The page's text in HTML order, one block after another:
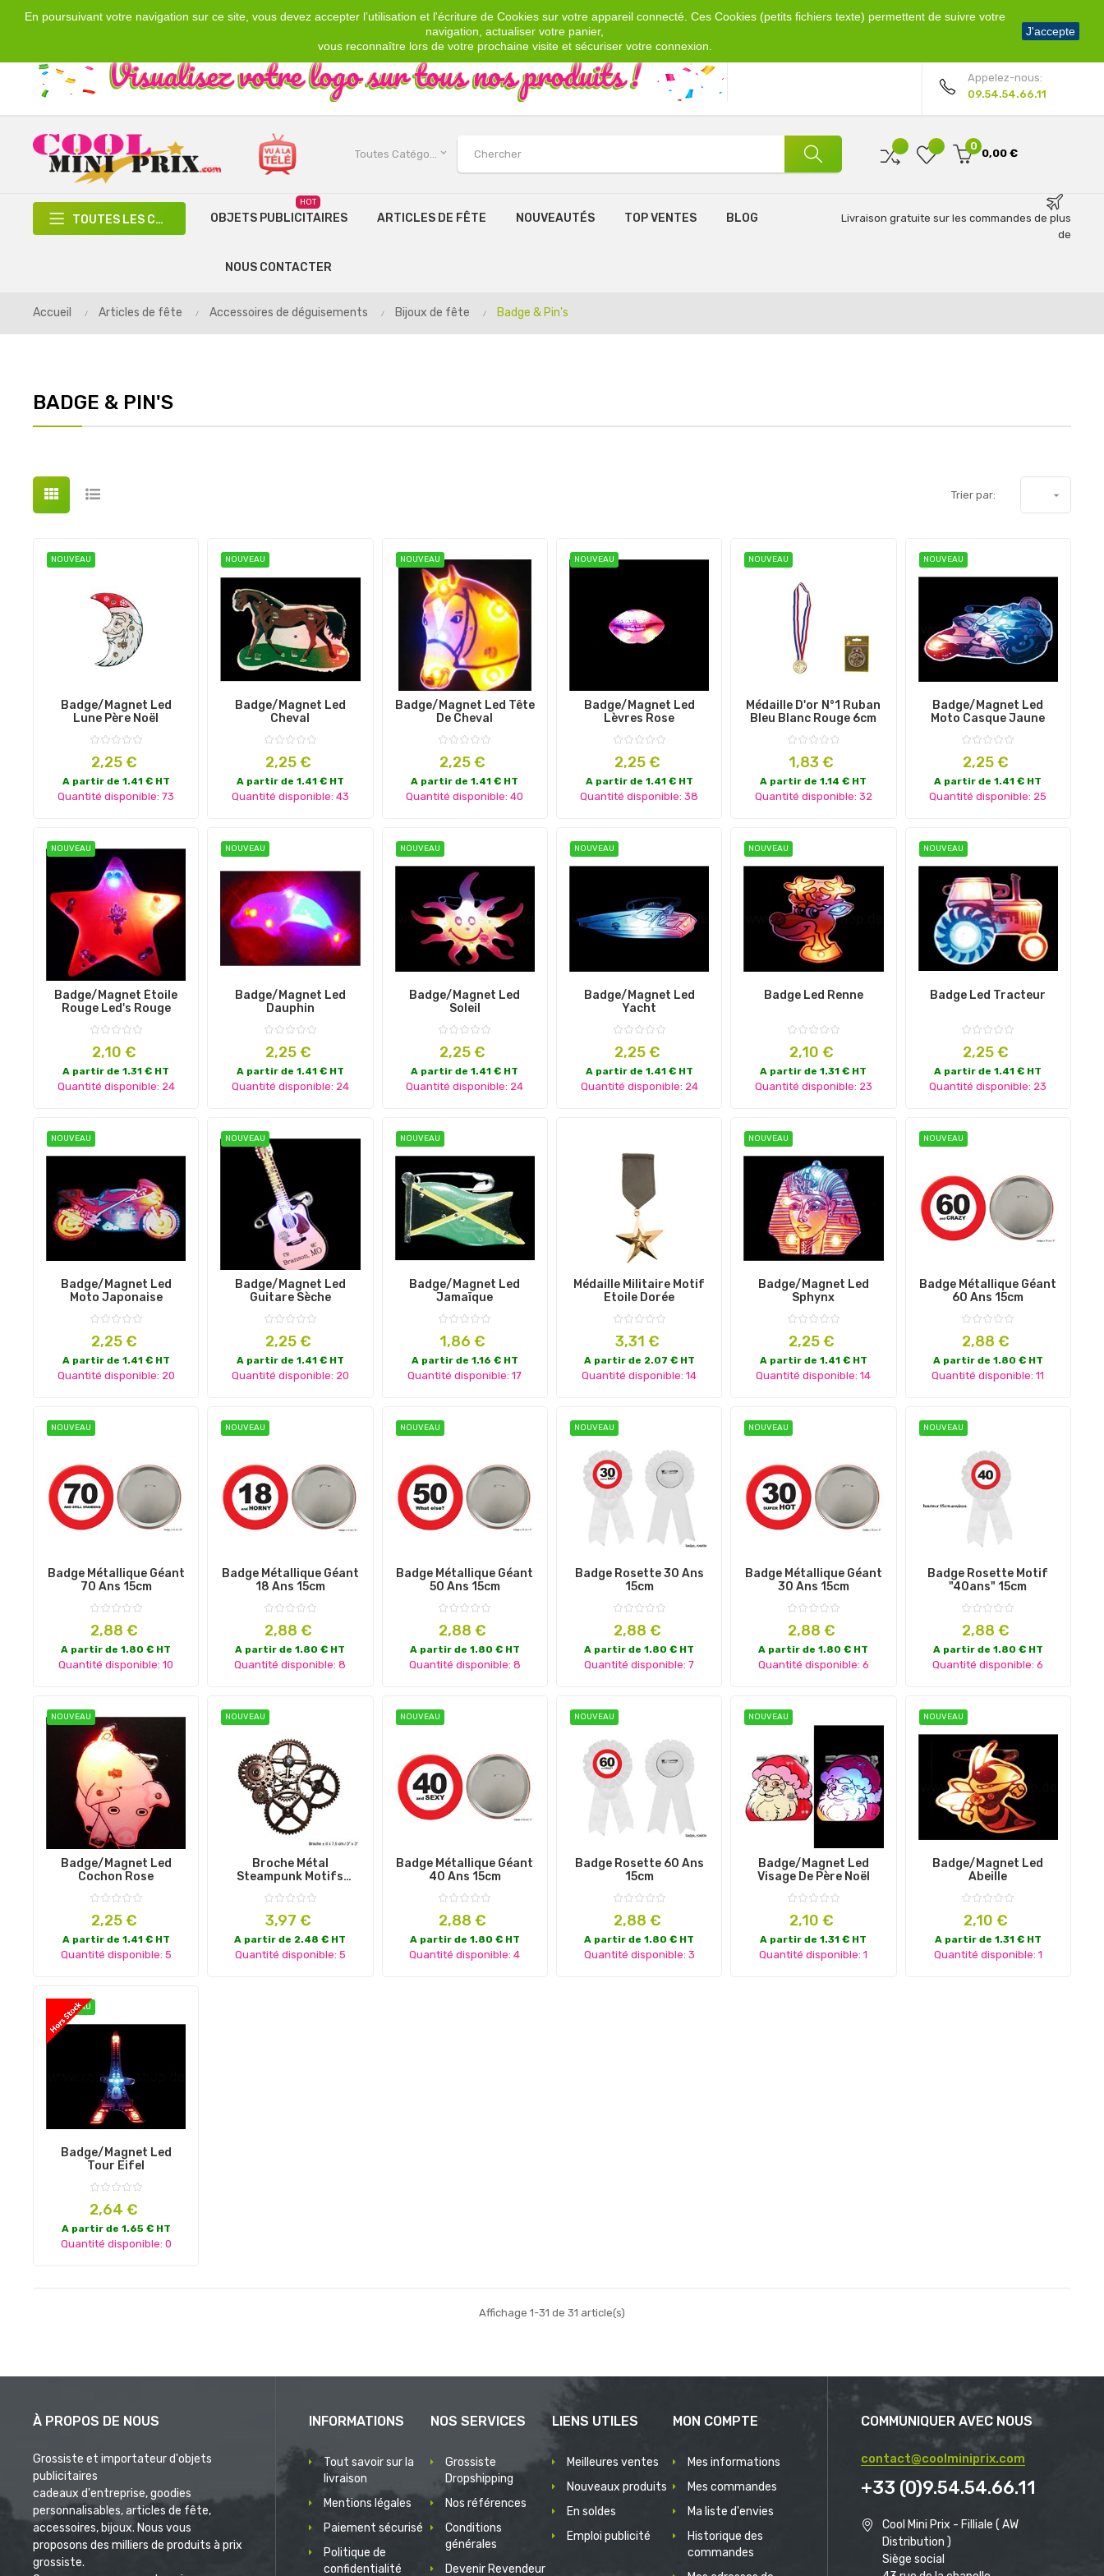
En poursuivant votre navigation sur ce site, vous devez accepter l’utilisation et l'écriture de Cookies sur votre appareil connecté. Ces Cookies (petits fichiers texte) permettent de suivre votre
navigation, actualiser votre panier,
vous reconnaître lors de votre prochaine visite et sécuriser votre connexion.
J'accepte
Emplacement
Devise
Bienvenue !
Mon compte
Appelez-nous:
09.54.54.66.11
Toutes Catégories keyboard_arrow_down
0
0,00 €
TOUTES LES CATÉGORIES OBJETS PUBLICITAIRES
HOT
ARTICLES DE FÊTE NOUVEAUTÉS TOP VENTES BLOG
NOUS CONTACTER
Livraison gratuite sur les commandes de plus
de
Accueil Articles de fête Accessoires de déguisements Bijoux de fête Badge & Pin's
BADGE & PIN'S
Trier par: 
NOUVEAU
Badge/magnet Led
Lune Père Noël
Prix
2,25 €
A partir de 1.41 € HT
Quantité disponible: 73
NOUVEAU
Badge/magnet Led
Cheval
Prix
2,25 €
A partir de 1.41 € HT
Quantité disponible: 43
NOUVEAU
Badge/magnet Led Tête
De Cheval
Prix
2,25 €
A partir de 1.41 € HT
Quantité disponible: 40
NOUVEAU
Badge/magnet Led
Lèvres Rose
Prix
2,25 €
A partir de 1.41 € HT
Quantité disponible: 38
NOUVEAU
Médaille D'or N°1 Ruban
Bleu Blanc Rouge 6cm
Prix
1,83 €
A partir de 1.14 € HT
Quantité disponible: 32
NOUVEAU
Badge/magnet Led
Moto Casque Jaune
Prix
2,25 €
A partir de 1.41 € HT
Quantité disponible: 25
NOUVEAU
Badge/magnet Étoile
Rouge Led's Rouge
Prix
2,10 €
A partir de 1.31 € HT
Quantité disponible: 24
NOUVEAU
Badge/magnet Led
Dauphin
Prix
2,25 €
A partir de 1.41 € HT
Quantité disponible: 24
NOUVEAU
Badge/magnet Led
Soleil
Prix
2,25 €
A partir de 1.41 € HT
Quantité disponible: 24
NOUVEAU
Badge/magnet Led
Yacht
Prix
2,25 €
A partir de 1.41 € HT
Quantité disponible: 24
NOUVEAU
Badge Led Renne
Prix
2,10 €
A partir de 1.31 € HT
Quantité disponible: 23
NOUVEAU
Badge Led Tracteur
Prix
2,25 €
A partir de 1.41 € HT
Quantité disponible: 23
NOUVEAU
Badge/magnet Led
Moto Japonaise
Prix
2,25 €
A partir de 1.41 € HT
Quantité disponible: 20
NOUVEAU
Badge/magnet Led
Guitare Sèche
Prix
2,25 €
A partir de 1.41 € HT
Quantité disponible: 20
NOUVEAU
Badge/magnet Led
Jamaïque
Prix
1,86 €
A partir de 1.16 € HT
Quantité disponible: 17
Médaille Militaire Motif
Etoile Dorée
Prix
3,31 €
A partir de 2.07 € HT
Quantité disponible: 14
NOUVEAU
Badge/magnet Led
Sphynx
Prix
2,25 €
A partir de 1.41 € HT
Quantité disponible: 14
NOUVEAU
Badge Métallique Géant
60 Ans 15cm
Prix
2,88 €
A partir de 1.80 € HT
Quantité disponible: 11
NOUVEAU
Badge Métallique Géant
70 Ans 15cm
Prix
2,88 €
A partir de 1.80 € HT
Quantité disponible: 10
NOUVEAU
Badge Métallique Géant
18 Ans 15cm
Prix
2,88 €
A partir de 1.80 € HT
Quantité disponible: 8
NOUVEAU
Badge Métallique Géant
50 Ans 15cm
Prix
2,88 €
A partir de 1.80 € HT
Quantité disponible: 8
NOUVEAU
Badge Rosette 30 Ans
15cm
Prix
2,88 €
A partir de 1.80 € HT
Quantité disponible: 7
NOUVEAU
Badge Métallique Géant
30 Ans 15cm
Prix
2,88 €
A partir de 1.80 € HT
Quantité disponible: 6
NOUVEAU
Badge Rosette Motif
"40ans" 15cm
Prix
2,88 €
A partir de 1.80 € HT
Quantité disponible: 6
NOUVEAU
Badge/magnet Led
Cochon Rose
Prix
2,25 €
A partir de 1.41 € HT
Quantité disponible: 5
NOUVEAU
Broche Métal
Steampunk Motifs
Prix
3,97 €
A partir de 2.48 € HT
Quantité disponible: 5
NOUVEAU
Badge Métallique Géant
40 Ans 15cm
Prix
2,88 €
A partir de 1.80 € HT
Quantité disponible: 4
NOUVEAU
Badge Rosette 60 Ans
15cm
Prix
2,88 €
A partir de 1.80 € HT
Quantité disponible: 3
NOUVEAU
Badge/magnet Led
Visage De Père Noël
Prix
2,10 €
A partir de 1.31 € HT
Quantité disponible: 1
NOUVEAU
Badge/magnet Led
Abeille
Prix
2,10 €
A partir de 1.31 € HT
Quantité disponible: 1
NOUVEAU
Badge/magnet Led
Tour Eifel
Prix
2,64 €
A partir de 1.65 € HT
Quantité disponible: 0
Affichage 1-31 de 31 article(s)
À PROPOS DE NOUS
Grossiste et importateur d'objets
publicitaires
cadeaux d'entreprise, goodies
personnalisables, articles de fête,
accessoires, bijoux. Nous vous
proposons des milliers de produits à prix
grossiste.
COMMUNIQUER AVEC NOUS
contact@coolminiprix.com
+33 (0)9.54.54.66.11
Cool Mini Prix - Filliale ( AW
Distribution )
Siège social
INFORMATIONS
Tout savoir sur la
livraison
Mentions légales
Paiement sécurisé
Politique de
confidentialité
NOS SERVICES
Grossiste
Dropshipping
Nos références
Conditions
générales
Devenir Revendeur
LIENS UTILES
Meilleures ventes
Nouveaux produits
En soldes
Emploi publicité
MON COMPTE
Mes informations
Mes commandes
Ma liste d'envies
Historique des
commandes